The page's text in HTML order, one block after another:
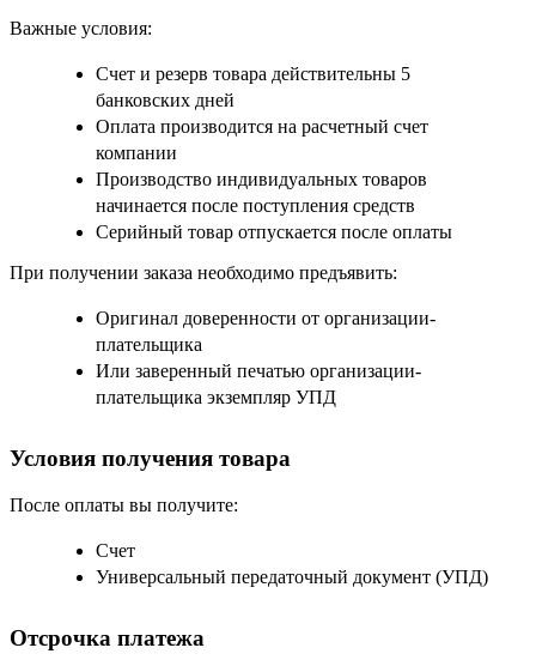
Важные условия:
Счет и резерв товара действительны 5
банковских дней
Оплата производится на расчетный счет
компании
Производство индивидуальных товаров
начинается после поступления средств
Серийный товар отпускается после оплаты
При получении заказа необходимо предъявить:
Оригинал доверенности от организации-
плательщика
Или заверенный печатью организации-
плательщика экземпляр УПД
Условия получения товара
После оплаты вы получите:
Счет
Универсальный передаточный документ (УПД)
Отсрочка платежа